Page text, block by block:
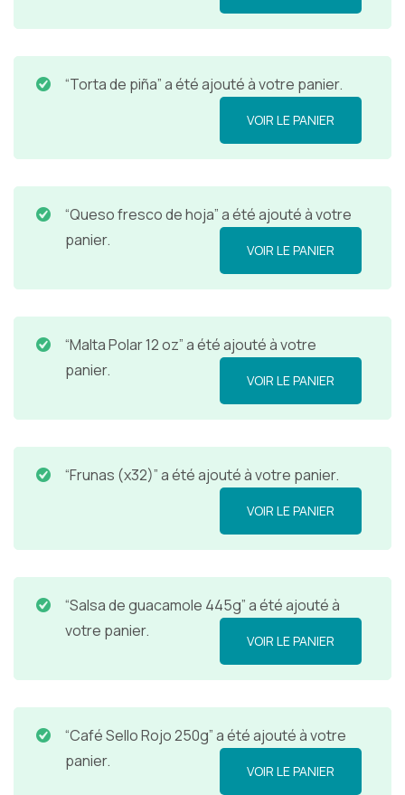
“Torta de piña” a été ajouté à votre panier.
VOIR LE PANIER
“Queso fresco de hoja” a été ajouté à votre
panier.
VOIR LE PANIER
“Malta Polar 12 oz” a été ajouté à votre
panier.
VOIR LE PANIER
“Frunas (x32)” a été ajouté à votre panier.
VOIR LE PANIER
“Salsa de guacamole 445g” a été ajouté à
votre panier.
VOIR LE PANIER
“Café Sello Rojo 250g” a été ajouté à votre
panier.
VOIR LE PANIER